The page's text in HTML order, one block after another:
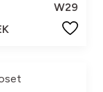
W29